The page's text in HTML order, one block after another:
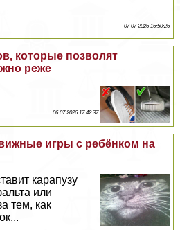
07 07 2026 16:50:26
которые позволят
реже
06 07 2026 17:42:37
игры с ребёнком на
карапузу
или
тем, как